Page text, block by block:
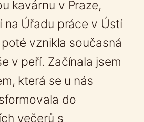
kavárnu v Praze,
na Úřadu práce v Ústí
vznikla současná
v peří. Začínala jsem
která se u nás
do
večerů s